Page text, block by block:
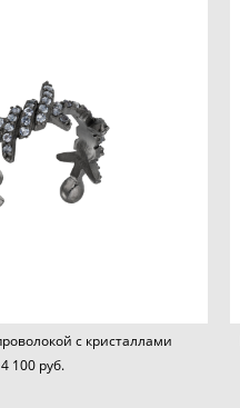
с кристаллами
100 pуб.